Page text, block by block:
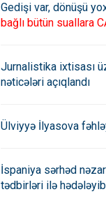
Gedişi var, dönüşü
bağlı bütün suallara
Jurnalistika ixtisası
nəticələri açıqlandı
Ülviyyə İlyasova
İspaniya sərhəd
tədbirləri ilə